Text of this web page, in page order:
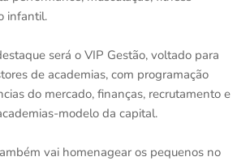
infantil.
será o VIP Gestão, voltado para
de academias, com programação
do mercado, finanças, recrutamento e
modelo da capital.
vai homenagear os pequenos no